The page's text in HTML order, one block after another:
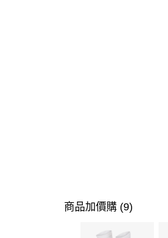
商品加價購 (9)